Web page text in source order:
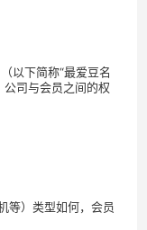
以下简称“最爱豆名
公司与会员之间的权
等）类型如何，会员